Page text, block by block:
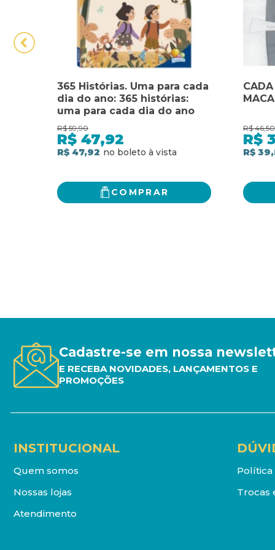
365 Histórias. Uma para cada
dia do ano: 365 histórias:
uma para cada dia do ano
R$ 59,90
R$ 47,92
R$ 47,92
COMPRAR
R$ 46,50
R$
R$
Cadastre-se em nossa
E RECEBA NOVIDADES, LANÇAMENTOS E
PROMOÇÕES
INSTITUCIONAL
Quem somos
Nossas lojas
Atendimento
Trocas